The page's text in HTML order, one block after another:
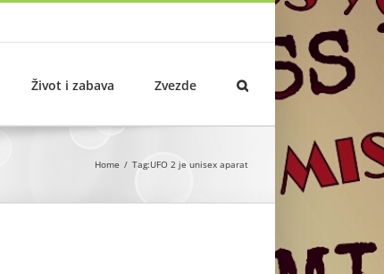
Život i zabava Zvezde
Home Tag:UFO 2 je unisex aparat